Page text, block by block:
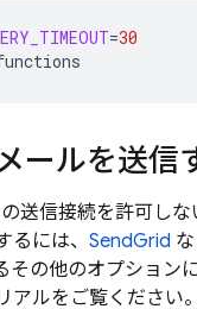
=30
ールを送信
送信接続を許可し
には、 SendGrid
その他のオプショ
アルをご覧ください。